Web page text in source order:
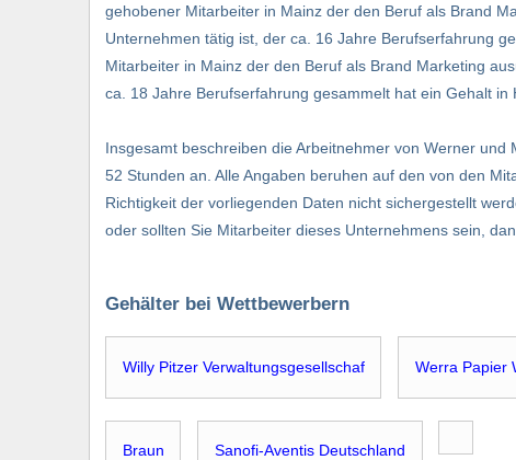
gehobener Mitarbeiter in Mainz der den Beruf als Brand
Unternehmen tätig ist, der ca. 16 Jahre Berufserfahrung
Mitarbeiter in Mainz der den Beruf als Brand Marketing
ca. 18 Jahre Berufserfahrung gesammelt hat ein Gehalt in
Insgesamt beschreiben die Arbeitnehmer von Werner und
52 Stunden an. Alle Angaben beruhen auf den von den
Richtigkeit der vorliegenden Daten nicht sichergestellt
oder sollten Sie Mitarbeiter dieses Unternehmens sein,
Gehälter bei Wettbewerbern
Willy Pitzer Verwaltungsgesellschaf Werra Papier
Braun Sanofi-Aventis Deutschland